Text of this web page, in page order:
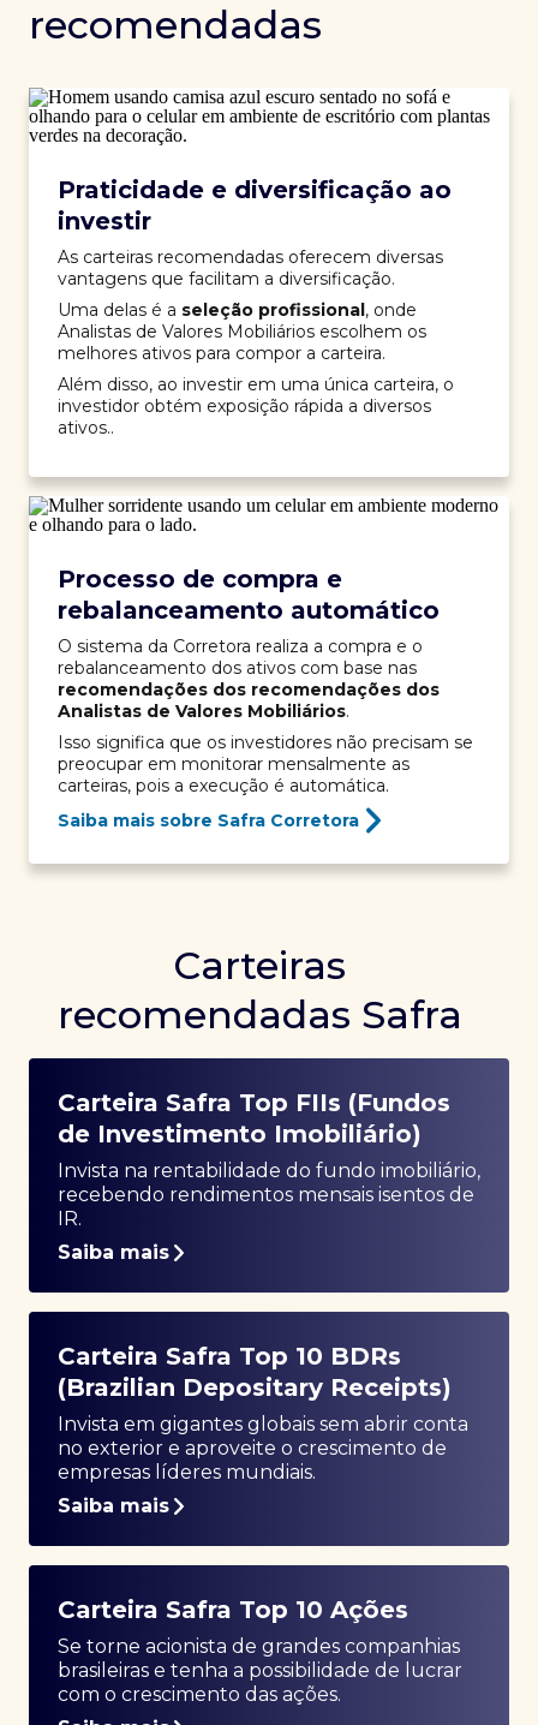
recomendadas
Praticidade e diversificação ao
investir
As carteiras recomendadas oferecem diversas
vantagens que facilitam a diversificação.
Uma delas é a seleção profissional, onde
Analistas de Valores Mobiliários escolhem os
melhores ativos para compor a carteira.
Além disso, ao investir em uma única carteira, o
investidor obtém exposição rápida a diversos
ativos..
Processo de compra e
rebalanceamento automático
O sistema da Corretora realiza a compra e o
rebalanceamento dos ativos com base nas
recomendações dos recomendações dos
Analistas de Valores Mobiliários.
Isso significa que os investidores não precisam se
preocupar em monitorar mensalmente as
carteiras, pois a execução é automática.
Saiba mais sobre Safra Corretora
Carteiras
recomendadas Safra
Carteira Safra Top FIIs (Fundos
de Investimento Imobiliário)
Invista na rentabilidade do fundo imobiliário,
recebendo rendimentos mensais isentos de
IR.
Saiba mais
Carteira Safra Top 10 BDRs
(Brazilian Depositary Receipts)
Invista em gigantes globais sem abrir conta
no exterior e aproveite o crescimento de
empresas líderes mundiais.
Saiba mais
Carteira Safra Top 10 Ações
Se torne acionista de grandes companhias
brasileiras e tenha a possibilidade de lucrar
com o crescimento das ações.